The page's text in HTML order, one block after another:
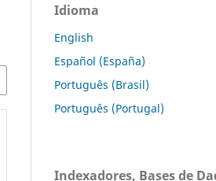
Idioma
English
Español (España)
Português (Brasil)
Português (Portugal)
Indexadores, Bases de